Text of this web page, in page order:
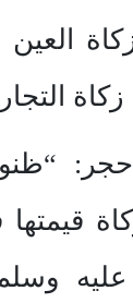
“ظنوا
وسلم